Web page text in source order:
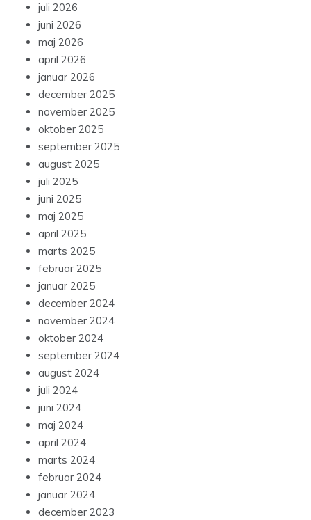
juli 2026
juni 2026
maj 2026
april 2026
januar 2026
december 2025
november 2025
oktober 2025
september 2025
august 2025
juli 2025
juni 2025
maj 2025
april 2025
marts 2025
februar 2025
januar 2025
december 2024
november 2024
oktober 2024
september 2024
august 2024
juli 2024
juni 2024
maj 2024
april 2024
marts 2024
februar 2024
januar 2024
december 2023